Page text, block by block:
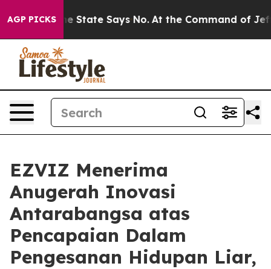
AGP PICKS
The State Says No. At the Command of Jeff
EZVIZ Menerima
Anugerah Inovasi
Antarabangsa atas
Pencapaian Dalam
Pengesanan Hidupan Liar,